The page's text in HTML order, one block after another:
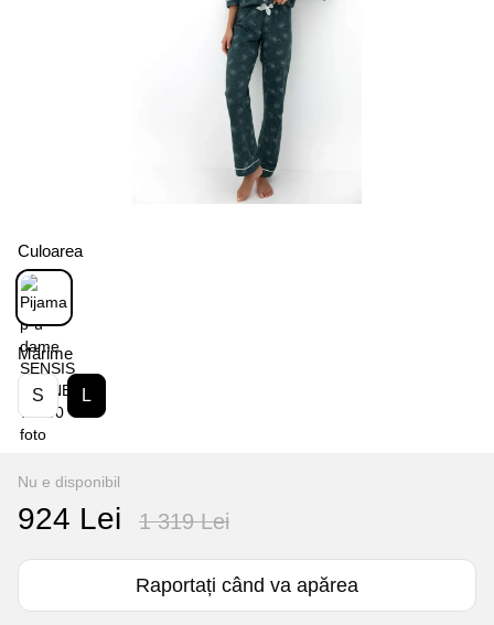
Culoarea
Mărime
S L
Nu e disponibil
924 Lei 1 319 Lei
Raportați când va apărea